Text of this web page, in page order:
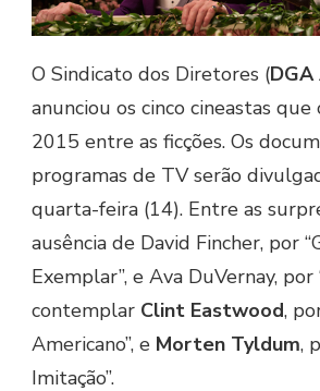
O Sindicato dos Diretores (
anunciou os cinco cineastas
2015 entre as ficções. Os
programas de TV serão
quarta-feira (14). Entre as
ausência de David Fincher, por
Exemplar”, e Ava DuVernay, por
contemplar Clint Eastwood,
Americano”, e Morten Tyldum,
Imitação”.